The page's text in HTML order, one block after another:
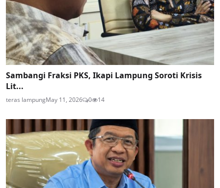
Sambangi Fraksi PKS, Ikapi Lampung Soroti Krisis
Lit...
teras lampungMay 11, 2026 0 14